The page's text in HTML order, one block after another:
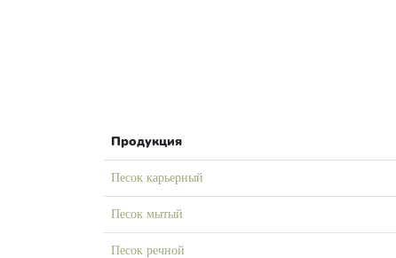
Продукция
Песок карьерный
Песок мытый
Песок речной